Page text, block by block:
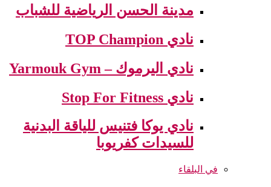
مدينة الحسن الرياضية للشباب
نادي TOP Champion
نادي اليرموك – Yarmouk Gym
نادي Stop For Fitness
نادي يوكا فتنيس للياقة البدنية
للسيدات كفريوبا
في البلقاء